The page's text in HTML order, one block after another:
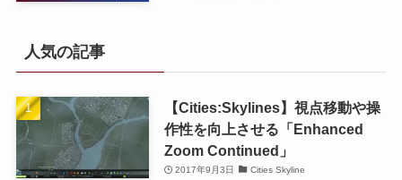
人気の記事
【Cities:Skylines】視点移動や操
作性を向上させる「Enhanced
Zoom Continued」
2017年9月3日 Cities Skyline